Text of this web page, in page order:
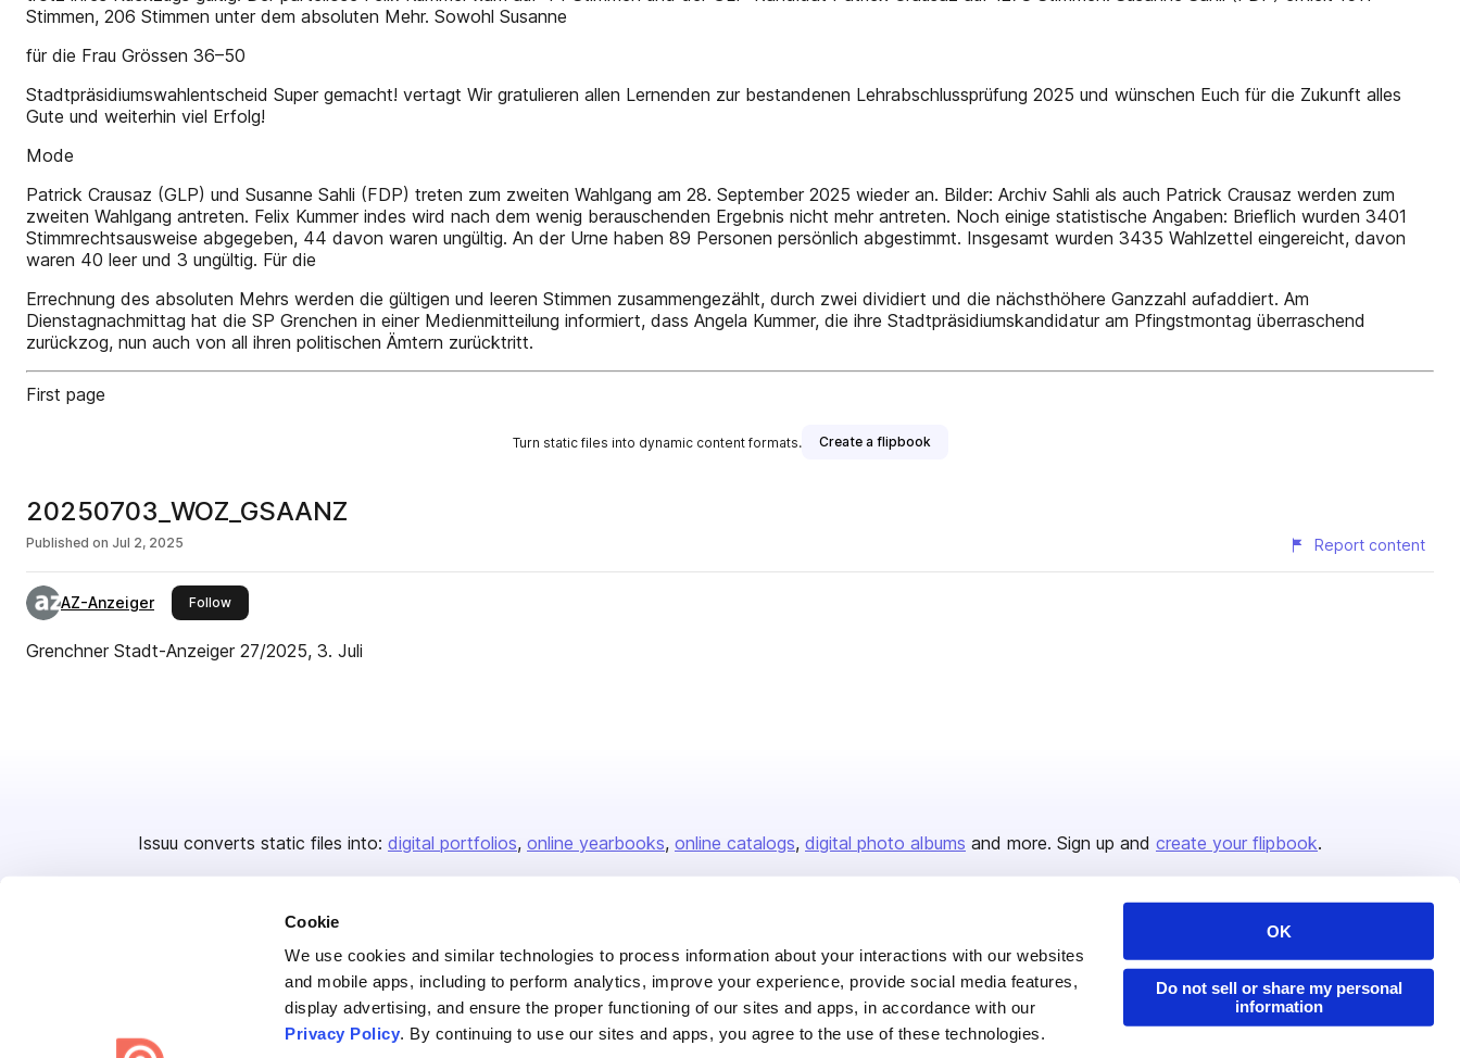
Cookie
We use cookies and similar technologies to process information about your interactions with our websites
and mobile apps, including to perform analytics, improve your experience, provide social media features,
display advertising, and ensure the proper functioning of our sites and apps, in accordance with our
Privacy Policy. By continuing to use our sites and apps, you agree to the use of these technologies.
OK
Do not sell or share my personal
information
Stimmen, 206 Stimmen unter dem absoluten Mehr. Sowohl Susanne
für die Frau Grössen 36–50
Stadtpräsidiumswahlentscheid Super gemacht! vertagt Wir gratulieren allen Lernenden zur bestandenen Lehrabschlussprüfung 2025 und wünschen Euch für die Zukunft alles
Gute und weiterhin viel Erfolg!
Mode
Patrick Crausaz (GLP) und Susanne Sahli (FDP) treten zum zweiten Wahlgang am 28. September 2025 wieder an. Bilder: Archiv Sahli als auch Patrick Crausaz werden zum
zweiten Wahlgang antreten. Felix Kummer indes wird nach dem wenig berauschenden Ergebnis nicht mehr antreten. Noch einige statistische Angaben: Brieflich wurden 3401
Stimmrechtsausweise abgegeben, 44 davon waren ungültig. An der Urne haben 89 Personen persönlich abgestimmt. Insgesamt wurden 3435 Wahlzettel eingereicht, davon
waren 40 leer und 3 ungültig. Für die
Errechnung des absoluten Mehrs werden die gültigen und leeren Stimmen zusammengezählt, durch zwei dividiert und die nächsthöhere Ganzzahl aufaddiert. Am
Dienstagnachmittag hat die SP Grenchen in einer Medienmitteilung informiert, dass Angela Kummer, die ihre Stadtpräsidiumskandidatur am Pfingstmontag überraschend
zurückzog, nun auch von all ihren politischen Ämtern zurücktritt.
First page
Turn static files into dynamic content formats. Create a flipbook
20250703_WOZ_GSAANZ
Published on Jul 2, 2025 Report content
AZ-Anzeiger Followthis publisher
Grenchner Stadt-Anzeiger 27/2025, 3. Juli
Issuu converts static files into: digital portfolios online yearbooks online catalogs digital photo albums and more. Sign up and create your flipbook.
Company
About us
Careers
Issuu Platform
Content Types
Features
Developers